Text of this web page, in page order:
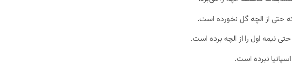
حتی از الچه گل نخورده است.
نیمه اول را از الچه برده است.
نبرده است.